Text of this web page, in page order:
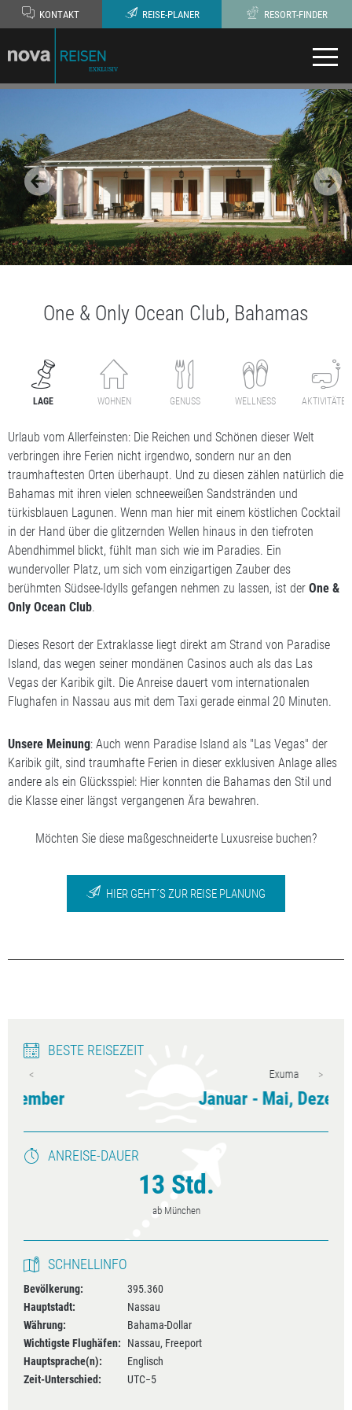
KONTAKT REISE-PLANER RESORT-FINDER
One & Only Ocean Club, Bahamas
LAGE WOHNEN GENUSS WELLNESS AKTIVITÄTEN
Urlaub vom Allerfeinsten: Die Reichen und Schönen dieser Welt
verbringen ihre Ferien nicht irgendwo, sondern nur an den
traumhaftesten Orten überhaupt. Und zu diesen zählen natürlich die
Bahamas mit ihren vielen schneeweißen Sandstränden und
türkisblauen Lagunen. Wenn man hier mit einem köstlichen Cocktail
in der Hand über die glitzernden Wellen hinaus in den tiefroten
Abendhimmel blickt, fühlt man sich wie im Paradies. Ein
wundervoller Platz, um sich vom einzigartigen Zauber des
berühmten Südsee-Idylls gefangen nehmen zu lassen, ist der One &
Only Ocean Club.
Dieses Resort der Extraklasse liegt direkt am Strand von Paradise
Island, das wegen seiner mondänen Casinos auch als das Las
Vegas der Karibik gilt. Die Anreise dauert vom internationalen
Flughafen in Nassau aus mit dem Taxi gerade einmal 20 Minuten.
Unsere Meinung: Auch wenn Paradise Island als "Las Vegas" der
Karibik gilt, sind traumhafte Ferien in dieser exklusiven Anlage alles
andere als ein Glücksspiel: Hier konnten die Bahamas den Stil und
die Klasse einer längst vergangenen Ära bewahren.
Möchten Sie diese maßgeschneiderte Luxusreise buchen?
HIER GEHT´S ZUR REISE PLANUNG
BESTE REISEZEIT
Januar - Mai, Dezember
ANREISE-DAUER
13 Std.
ab München
SCHNELLINFO
Bevölkerung:
395.360
Hauptstadt:
Nassau
Währung:
Bahama-Dollar
Wichtigste Flughäfen: Nassau, Freeport
Hauptsprache(n):
Englisch
Zeit-Unterschied:
UTC−5